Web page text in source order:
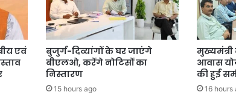
एवं
बुजुर्ग-दिव्यांगों के घर जाएंगे
बीएलओ, करेंगे नोटिसों का
निस्तारण
15 hours ago
मुख्यमंत्री
आवास
की हुई
16 hours